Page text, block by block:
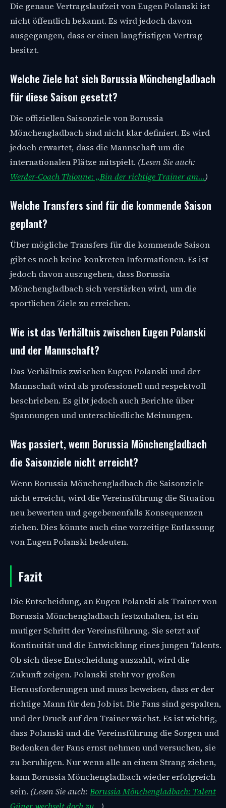
Die genaue Vertragslaufzeit von Eugen Polanski ist
nicht öffentlich bekannt. Es wird jedoch davon
ausgegangen, dass er einen langfristigen Vertrag
besitzt.
Welche Ziele hat sich Borussia Mönchengladbach
für diese Saison gesetzt?
Die offiziellen Saisonziele von Borussia
Mönchengladbach sind nicht klar definiert. Es wird
jedoch erwartet, dass die Mannschaft um die
internationalen Plätze mitspielt. (Lesen Sie auch:
Werder-Coach Thioune: „Bin der richtige Trainer am…)
Welche Transfers sind für die kommende Saison
geplant?
Über mögliche Transfers für die kommende Saison
gibt es noch keine konkreten Informationen. Es ist
jedoch davon auszugehen, dass Borussia
Mönchengladbach sich verstärken wird, um die
sportlichen Ziele zu erreichen.
Wie ist das Verhältnis zwischen Eugen Polanski
und der Mannschaft?
Das Verhältnis zwischen Eugen Polanski und der
Mannschaft wird als professionell und respektvoll
beschrieben. Es gibt jedoch auch Berichte über
Spannungen und unterschiedliche Meinungen.
Was passiert, wenn Borussia Mönchengladbach
die Saisonziele nicht erreicht?
Wenn Borussia Mönchengladbach die Saisonziele
nicht erreicht, wird die Vereinsführung die Situation
neu bewerten und gegebenenfalls Konsequenzen
ziehen. Dies könnte auch eine vorzeitige Entlassung
von Eugen Polanski bedeuten.
Fazit
Die Entscheidung, an Eugen Polanski als Trainer von
Borussia Mönchengladbach festzuhalten, ist ein
mutiger Schritt der Vereinsführung. Sie setzt auf
Kontinuität und die Entwicklung eines jungen Talents.
Ob sich diese Entscheidung auszahlt, wird die
Zukunft zeigen. Polanski steht vor großen
Herausforderungen und muss beweisen, dass er der
richtige Mann für den Job ist. Die Fans sind gespalten,
und der Druck auf den Trainer wächst. Es ist wichtig,
dass Polanski und die Vereinsführung die Sorgen und
Bedenken der Fans ernst nehmen und versuchen, sie
zu beruhigen. Nur wenn alle an einem Strang ziehen,
kann Borussia Mönchengladbach wieder erfolgreich
sein. (Lesen Sie auch: Borussia Mönchengladbach: Talent